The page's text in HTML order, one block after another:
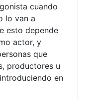
cuando
lo van a
esto depende
actor, y
que
productores u
en